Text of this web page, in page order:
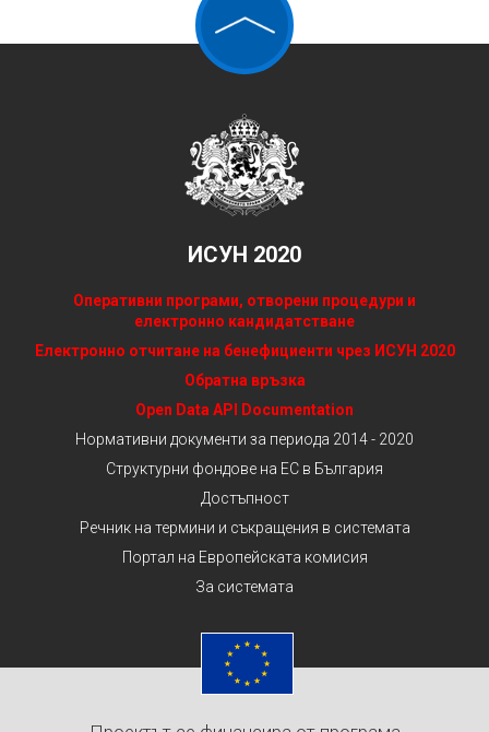
ИСУН 2020
Оперативни програми, отворени процедури и
електронно кандидатстване
Електронно отчитане на бенефициенти чрез ИСУН 2020
Обратна връзка
Open Data API Documentation
Нормативни документи за периода 2014 - 2020
Структурни фондове на ЕС в България
Достъпност
Речник на термини и съкращения в системата
Портал на Европейската комисия
За системата